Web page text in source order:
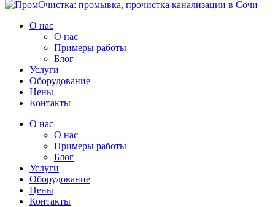
О нас
О нас
Примеры работы
Блог
Услуги
Оборудование
Цены
Контакты
О нас
О нас
Примеры работы
Блог
Услуги
Оборудование
Цены
Контакты